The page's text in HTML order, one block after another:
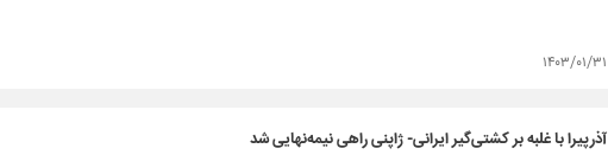
۱۴۰۳/۰۱/۳۱
آذرپیرا با غلبه بر کشتی‌گیر ایرانی- ژاپنی راهی نیمه‌نهایی شد